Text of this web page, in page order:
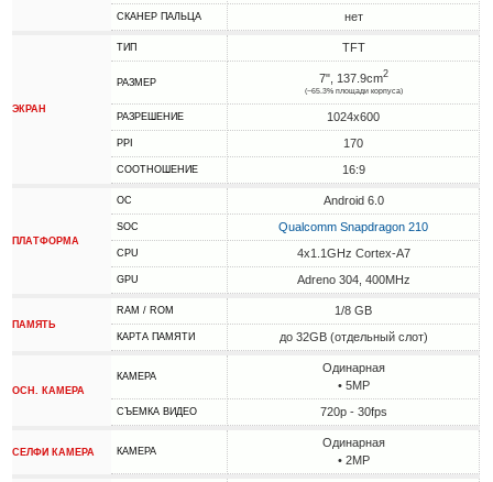
СКАНЕР ПАЛЬЦА нет
ЭКРАН
ТИП TFT
РАЗМЕР 7", 137.9cm2
(~65.3% площади корпуса)
РАЗРЕШЕНИЕ 1024x600
PPI 170
СООТНОШЕНИЕ 16:9
ПЛАТФОРМА
ОС Android 6.0
SOC Qualcomm Snapdragon 210
CPU 4x1.1GHz Cortex-A7
GPU Adreno 304, 400MHz
ПАМЯТЬ
RAM / ROM 1/8 GB
КАРТА ПАМЯТИ до 32GB (отдельный слот)
ОСН. КАМЕРА
КАМЕРА
Одинарная
• 5MP
СЪЕМКА ВИДЕО 720p - 30fps
СЕЛФИ КАМЕРА КАМЕРА
Одинарная
• 2MP